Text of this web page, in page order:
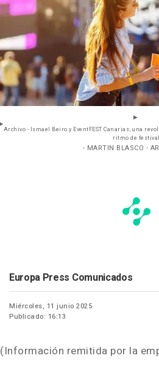
Archivo - Ismael Beiro y EventFEST Canarias; una
ritmo de festival
- MARTIN BLASCO -
Europa Press Comunicados
Miércoles, 11 junio 2025
Publicado: 16:13
(Información remitida por la